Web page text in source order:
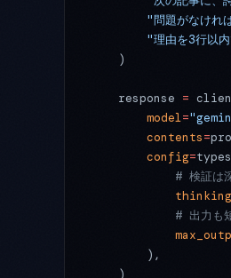
"問題がなけれ
"理由を3行以内
    )
    response
=
        model
=
        contents
=
        config
=
# 検証は深
# 出力も短
        ),
    )